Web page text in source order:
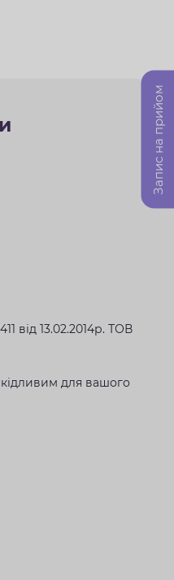
Запис на прийом
від 13.02.2014р. ТОВ
для вашого